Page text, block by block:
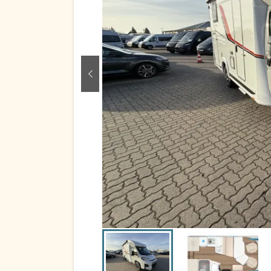
zurück